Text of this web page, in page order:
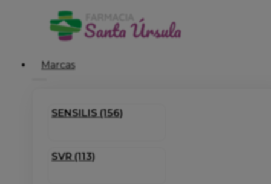
Marcas
SENSILIS (156)
SVR (113)